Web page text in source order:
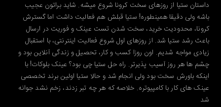
داستان ستیا از روزهای سخت کرونا شروع میشه. شاید براتون عجیب
باشه ولی دقیقا همینطوره! ستیا قبلش هم فعالیت داشت اما گسترش
کرونا، محدودیت خرید، سخت شدن تست عینک و فوریت در ارسال
باعث رشد ستیا شد. از روزهای اول شروع فعالیت اینترنتی، با استقبال
زیادی مواجه شدیم. اون روزا کسب و کار، تحصیل و زندگی آنلاین بود و
چشم ها هر روز آسیب پذیرتر. راه حل ستیا چی بود؟ عینک بلوکات! با
اینکه باورش سخت بود ولی انجام شد و حالا ستیا اولین برند تخصصی
عینک های کار با کامپیوتره. خلاصه که هر چه تبر زدند، زخم نشد جوانه
شد